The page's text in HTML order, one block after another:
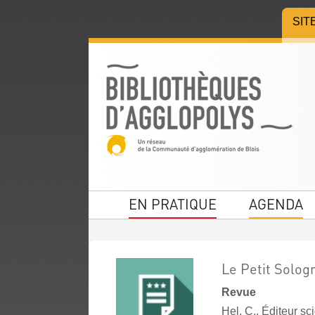
menu
contenu
la
EN PRATIQUE AGENDA
Le Petit
Revue
Hel, C.. Éditeur